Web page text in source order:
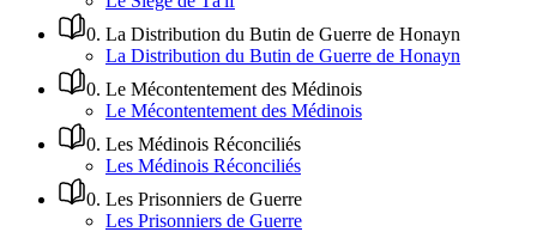
0. La Distribution du Butin de Guerre de Honayn
La Distribution du Butin de Guerre de Honayn
0. Le Mécontentement des Médinois
Le Mécontentement des Médinois
0. Les Médinois Réconciliés
Les Médinois Réconciliés
0. Les Prisonniers de Guerre
Les Prisonniers de Guerre